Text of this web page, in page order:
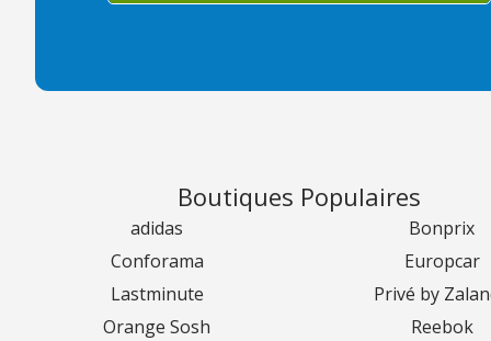
Boutiques Populaires
adidas
Bonprix
Conforama
Europcar
Lastminute
Privé by
Orange Sosh
Reebok